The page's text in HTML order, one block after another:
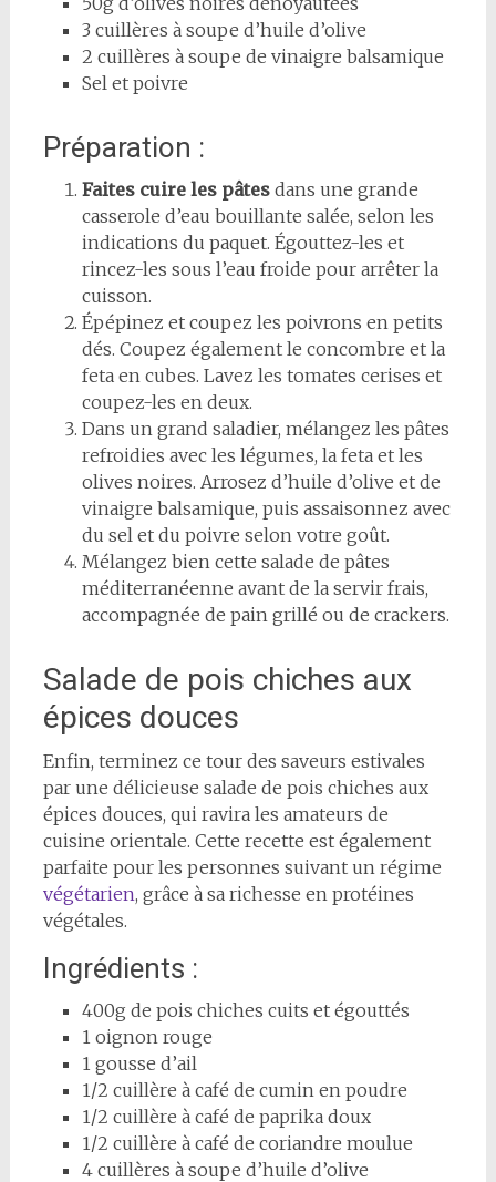
3 cuillères à soupe d’huile d’olive
2 cuillères à soupe de vinaigre balsamique
Sel et poivre
Préparation :
Faites cuire les pâtesdans une grande
casserole d’eau bouillante salée, selon les
indications du paquet. Égouttez-les et
rincez-les sous l’eau froide pour arrêter la
cuisson.
Épépinez et coupez les poivrons en petits
dés. Coupez également le concombre et la
feta en cubes. Lavez les tomates cerises et
coupez-les en deux.
Dans un grand saladier, mélangez les pâtes
refroidies avec les légumes, la feta et les
olives noires. Arrosez d’huile d’olive et de
vinaigre balsamique, puis assaisonnez avec
du sel et du poivre selon votre goût.
Mélangez bien cette salade de pâtes
méditerranéenne avant de la servir frais,
accompagnée de pain grillé ou de crackers.
Salade de pois chiches aux
épices douces
Enfin, terminez ce tour des saveurs estivales
par une délicieuse salade de pois chiches aux
épices douces, qui ravira les amateurs de
cuisine orientale. Cette recette est également
parfaite pour les personnes suivant un régime
végétarien, grâce à sa richesse en protéines
végétales.
Ingrédients :
400g de pois chiches cuits et égouttés
1 oignon rouge
1 gousse d’ail
1/2 cuillère à café de cumin en poudre
1/2 cuillère à café de paprika doux
1/2 cuillère à café de coriandre moulue
4 cuillères à soupe d’huile d’olive